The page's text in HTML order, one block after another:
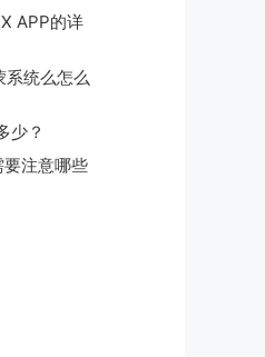
APP的详
统么怎么
少？
注意哪些